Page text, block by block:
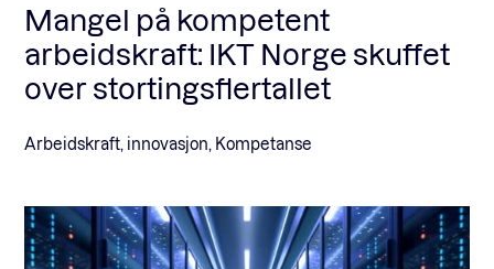
Mangel på kompetent
arbeidskraft: IKT Norge skuffet
over stortingsflertallet
Arbeidskraft, innovasjon, Kompetanse